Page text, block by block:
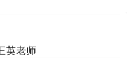
的整个过程是十分严格
个阶段：培训阶段——
英老师